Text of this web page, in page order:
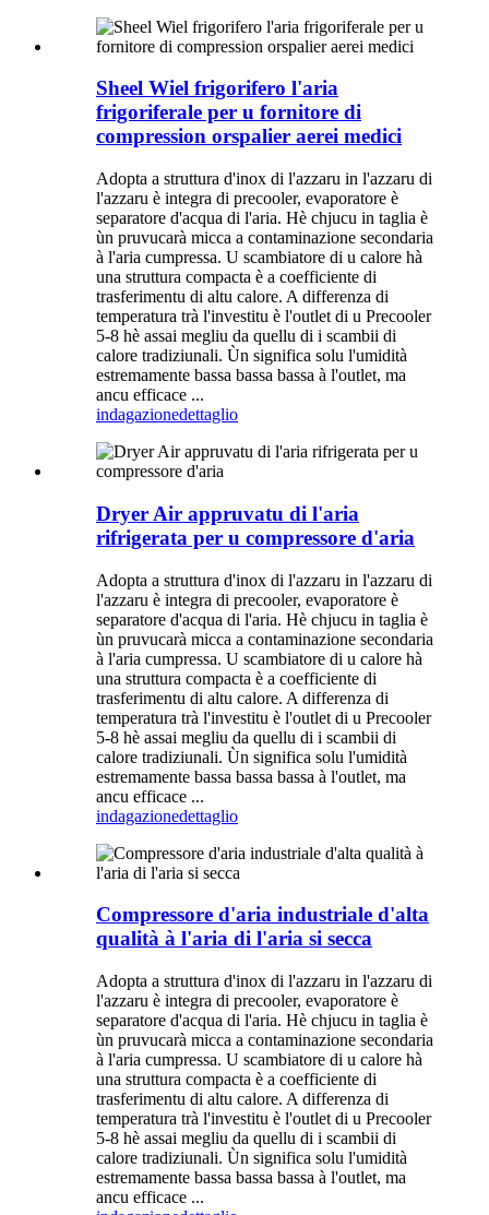
Sheel Wiel frigorifero l'aria
frigoriferale per u fornitore di
compression orspalier aerei medici
Adopta a struttura d'inox di l'azzaru in l'azzaru di
l'azzaru è integra di precooler, evaporatore è
separatore d'acqua di l'aria. Hè chjucu in taglia è
ùn pruvucarà micca a contaminazione secondaria
à l'aria cumpressa. U scambiatore di u calore hà
una struttura compacta è a coefficiente di
trasferimentu di altu calore. A differenza di
temperatura trà l'investitu è ​​l'outlet di u Precooler
5-8 hè assai megliu da quellu di i scambii di
calore tradiziunali. Ùn significa solu l'umidità
estremamente bassa bassa bassa à l'outlet, ma
ancu efficace ...
indagazionedettaglio
Dryer Air appruvatu di l'aria
rifrigerata per u compressore d'aria
Adopta a struttura d'inox di l'azzaru in l'azzaru di
l'azzaru è integra di precooler, evaporatore è
separatore d'acqua di l'aria. Hè chjucu in taglia è
ùn pruvucarà micca a contaminazione secondaria
à l'aria cumpressa. U scambiatore di u calore hà
una struttura compacta è a coefficiente di
trasferimentu di altu calore. A differenza di
temperatura trà l'investitu è ​​l'outlet di u Precooler
5-8 hè assai megliu da quellu di i scambii di
calore tradiziunali. Ùn significa solu l'umidità
estremamente bassa bassa bassa à l'outlet, ma
ancu efficace ...
indagazionedettaglio
Compressore d'aria industriale d'alta
qualità à l'aria di l'aria si secca
Adopta a struttura d'inox di l'azzaru in l'azzaru di
l'azzaru è integra di precooler, evaporatore è
separatore d'acqua di l'aria. Hè chjucu in taglia è
ùn pruvucarà micca a contaminazione secondaria
à l'aria cumpressa. U scambiatore di u calore hà
una struttura compacta è a coefficiente di
trasferimentu di altu calore. A differenza di
temperatura trà l'investitu è ​​l'outlet di u Precooler
5-8 hè assai megliu da quellu di i scambii di
calore tradiziunali. Ùn significa solu l'umidità
estremamente bassa bassa bassa à l'outlet, ma
ancu efficace ...